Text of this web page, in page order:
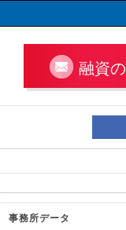
融資
事務所データ